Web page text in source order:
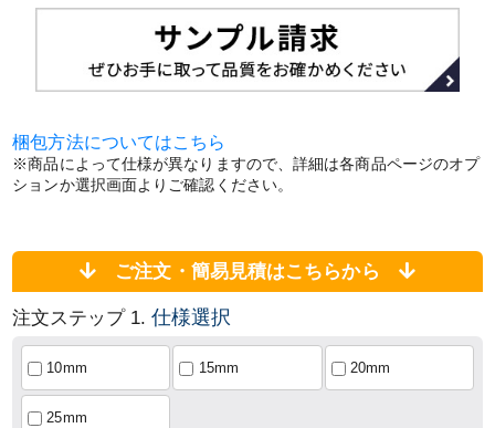
梱包方法についてはこちら
※商品によって仕様が異なりますので、詳細は各商品ページのオプ
ションか選択画面よりご確認ください。
ご注文・簡易見積はこちらから
注文ステップ 1.仕様選択
10mm 15mm 20mm
25mm